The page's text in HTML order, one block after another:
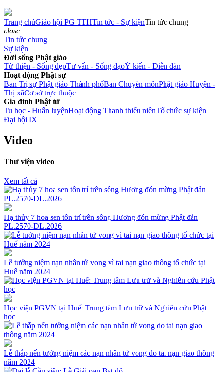
Trang chủGiáo hội PG TTHTin tức - Sự kiệnTin tức chung
close
Tin tức chung
Sự kiện
Đời sống Phật giáo
Từ thiện - Sống đẹpTư vấn - Sống đạoÝ kiến - Diễn đàn
Hoạt động Phật sự
Ban Trị sự Phật giáo Thành phốBan Chuyên mônPhật giáo Huyện -
Thị xãCơ sở trực thuộc
Gia đình Phật tử
Tu học - Huấn luyệnHoạt động Thanh thiếu niênTổ chức sự kiện
Đại hội IX
Video
Thư viện video
Xem tất cả
Hạ thủy 7 hoa sen tôn trí trên sông Hương đón mừng Phật đản
PL.2570-DL.2026
Lễ tưởng niệm nạn nhân tử vong vì tai nạn giao thông tổ chức tại
Huế năm 2024
Học viện PGVN tại Huế: Trung tâm Lưu trữ và Nghiên cứu Phật
học
Lễ thắp nến tưởng niệm các nạn nhân tử vong do tai nạn giao thông
năm 2024